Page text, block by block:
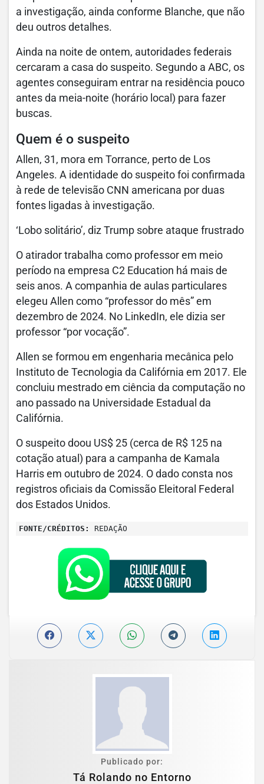
a investigação, ainda conforme Blanche, que não
deu outros detalhes.
Ainda na noite de ontem, autoridades federais
cercaram a casa do suspeito. Segundo a ABC, os
agentes conseguiram entrar na residência pouco
antes da meia-noite (horário local) para fazer
buscas.
Quem é o suspeito
Allen, 31, mora em Torrance, perto de Los
Angeles. A identidade do suspeito foi confirmada
à rede de televisão CNN americana por duas
fontes ligadas à investigação.
‘Lobo solitário’, diz Trump sobre ataque frustrado
O atirador trabalha como professor em meio
período na empresa C2 Education há mais de
seis anos. A companhia de aulas particulares
elegeu Allen como “professor do mês” em
dezembro de 2024. No LinkedIn, ele dizia ser
professor “por vocação”.
Allen se formou em engenharia mecânica pelo
Instituto de Tecnologia da Califórnia em 2017. Ele
concluiu mestrado em ciência da computação no
ano passado na Universidade Estadual da
Califórnia.
O suspeito doou US$ 25 (cerca de R$ 125 na
cotação atual) para a campanha de Kamala
Harris em outubro de 2024. O dado consta nos
registros oficiais da Comissão Eleitoral Federal
dos Estados Unidos.
FONTE/CRÉDITOS: REDAÇÃO
Publicado por:
Tá Rolando no Entorno